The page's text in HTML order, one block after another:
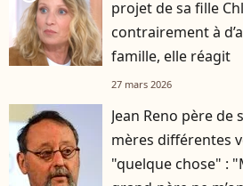
projet de sa fille
contrairement à
famille, elle réagit
27 mars 2026
Jean Reno père
mères différentes
"quelque chose" :